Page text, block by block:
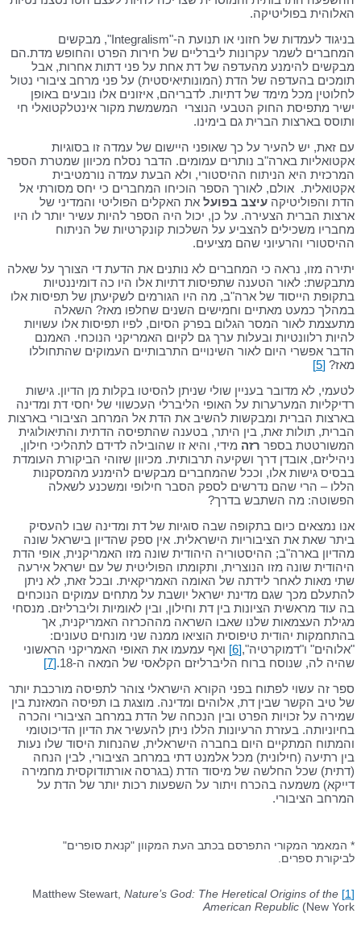
האלוהית בפוליטיקה.
בניגוד לעמדות של חזוני או תנועת ה-"Integralism", מבקשים
המחברים לשמר עקרונות ליברליים של חירות הפרט והחופש מדת.הם
מבקשים להימנע מהעדפה של דת אחת על פני דתות אחרות, אבל
תומכים בהעדפה של הדת (המונותיאיסטית) על פני מרחב ציבורי נטול
לחלוטין מכל מימד של דתיות. לדבריהם, איזונים אלו נובעים באופן
ישיר מתפיסת החוק הטבעי הנוצרי המשמשת מקור אינטלקטואלי חי
ותוסס בארצות הברית גם בימינו.
עם זאת, יש להעיר על כך שאופני היישום של עמדה זו בסוגיות
אקטואליות בארה"ב נותרים עמומים. הדבר נסלח מכיוון שמטרת הספר
המרכזית היא הניתוח ההיסטורי, ולא הבעת עמדה נורמטיבית
אקטואלית. אולם, לאורך הספר הוכיחו המחברים כי יחס מסורתי אל
הדת והפוליטיקה עיצב בפועל את האקלים הפוליטי והמדיני של
ארצות הברית הצעירה. על כן, יכול היה הספר להיות עשיר יותר לו היו
מחבריו משכילים להצביע על השלכות קונקרטיות של הניתוח
ההיסטורי והרעיוני שהם מציעים.
יתירה מזו, נראה כי המחברים לא נותנים את הדעת די הצורך על שאלה
מתבקשת: לאור הטענה שתפיסות דתיות אלו היו כה דומיננטיות
בתקופת הייסוד של ארה"ב, מה היו הגורמים לשקיעתן של תפיסות אלו
במהלך כמעט מאתיים וחמישים השנים שחלפו מאז? השאלה
מתעצמת לאור המסר הגלום בפרק הסיום, לפיו תפיסות אלו עשויות
להיות רלוונטיות ובעלות ערך גם לקיום האמריקני הנוכחי. האמנם
הדבר אפשרי היום לאור השינויים התרבותיים העמוקים שהתחוללו
מאז? [5]
לטעמי, לא מדובר בעניין שולי שניתן להסיטו בקלות מן הדיון. גישות
רדיקליות המערערות על האופי הליברלי העכשווי של יחסי דת ומדינה
בארצות הברית ומבקשות להשיב את הדת אל המרחב הציבורי בארצות
הברית, תולות זאת, בין היתר, בטענה שהתפיסה הדתית והתיאולוגית
המשורטטת בספר רזה מידי, והיא זו שהובילה לדידם לתהליכי חילון,
ניהיליזם, אובדן דרך ושקיעה תרבותית. מכיוון שזוהי הביקורת העומדת
בבסיס גישות אלו, וככל שהמחברים מבקשים להימנע מהמסקנות
הללו – הרי שהם נדרשים לספק הסבר חילופי ומשכנע לשאלה
הפשוטה: מה השתבש בדרך?
אנו נמצאים כיום בתקופה שבה סוגיות של דת ומדינה שבו להעסיק
ביתר שאת את הציבוריות הישראלית. אין ספק שהדיון בישראל שונה
מהדיון בארה"ב; ההיסטוריה היהודית שונה מזו האמריקנית, אופי הדת
היהודית שונה מזו הנוצרית, ותקומתו הפוליטית של עם ישראל אירעה
שתי מאות לאחר לידתה של האומה האמריקאית. ובכל זאת, לא ניתן
להתעלם מכך שגם מדינת ישראל יושבת על מתחים עמוקים הנוכחים
בה עוד מראשית הציונות בין דת וחילון, ובין לאומיות וליברליזם. מנסחי
מגילת העצמאות שלנו שאבו השראה מההכרזה האמריקנית, אך
בהתחמקות יהודית טיפוסית הוציאו ממנה שני מונחים טעונים:
"אלוהים" ו"דמוקרטיה",[6]
ואף עמעמו את האופי האמריקני הראשוני
שהיה לה, שנוסח ברוח הליברליזם הקלאסי של המאה ה-18.
[7]
ספר זה עשוי לפתוח בפני הקורא הישראלי צוהר לתפיסה מורכבת יותר
של טיב הקשר שבין דת, אלוהים ומדינה. מוצגת בו תפיסה המאזנת בין
שמירה על זכויות הפרט ובין הנכחה של הדת במרחב הציבורי והכרה
בחיוניותה. בעזרת הרעיונות הללו ניתן להעשיר את הדיון הדיכוטומי
והמתוח המתקיים היום בחברה הישראלית, שהנחות היסוד שלו נעות
בין רתיעה (חילונית) מכל אלמנט דתי במרחב הציבורי, לבין הנחה
(דתית) שכל החלשה של מיסוד הדת (בגרסה אורתודוקסית מחמירה
דייקא) משמעה בהכרח ויתור על השפעות רכות יותר של הדת על
המרחב הציבורי.
* המאמר המקורי התפרסם בכתב העת המקוון "קנאת סופרים"
לביקורת ספרים.
[1]
Nature’s God: The Heretical Origins of the
American Republic (New York